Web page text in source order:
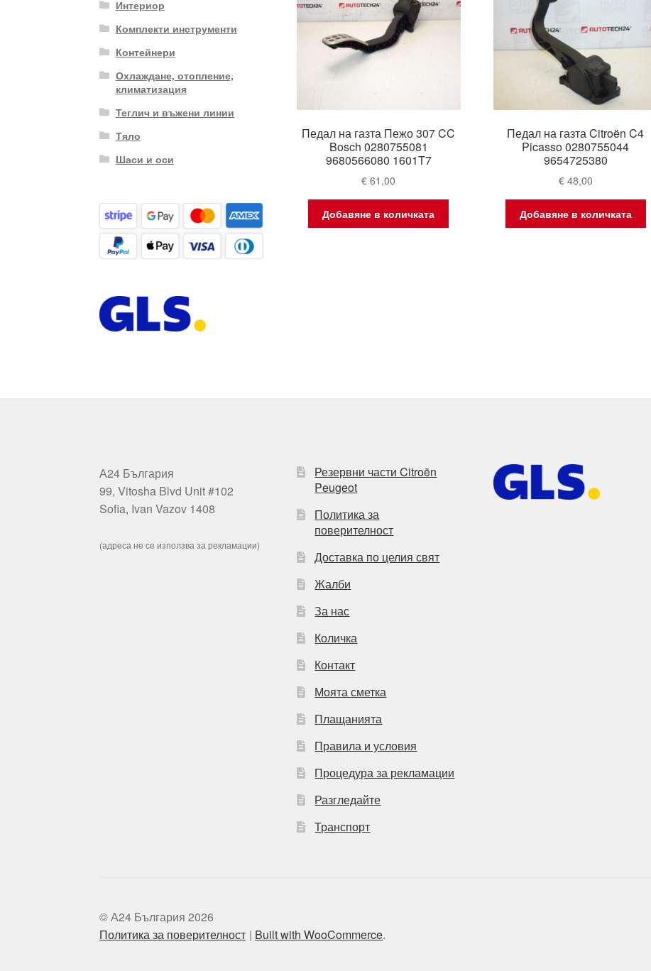
Педал на газта Пежо 307 CC
Bosch 0280755081
9680566080 1601T7
€ 61,00
Добавяне в количката
Педал на газта Citroën C4
Picasso 0280755044
9654725380
€48,00
Добавяне в количката
Интериор
Комплекти инструменти
Контейнери
Охлаждане, отопление,
климатизация
Теглич и въжени линии
Тяло
Шаси и оси
А24 България
99, Vitosha Blvd Unit #102
Sofia, Ivan Vazov 1408
(адреса не се използва за рекламации)
Резервни части Citroën
Peugeot
Политика за
поверителност
Доставка по целия свят
Жалби
За нас
Количка
Контакт
Моята сметка
Плащанията
Правила и условия
Процедура за рекламации
Разгледайте
Транспорт
© А24 България 2026
Политика за поверителност
Built with WooCommerce.